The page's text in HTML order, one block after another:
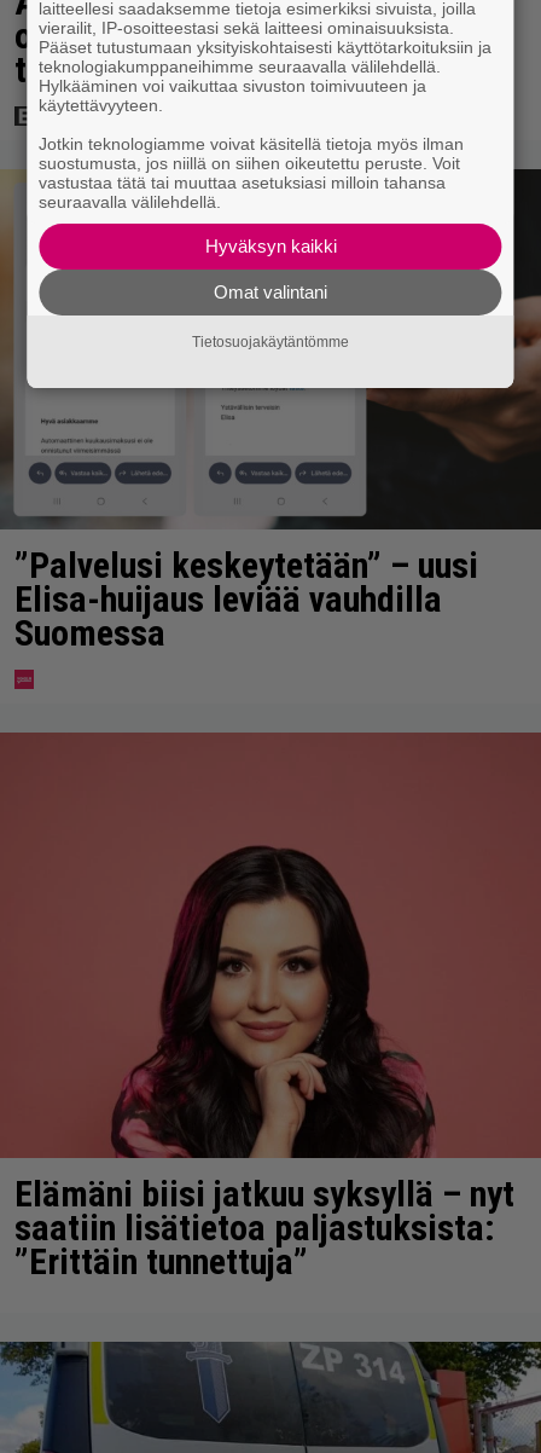
on parasta mitä minulle on
tapahtunut”
”Palvelusi keskeytetään” – uusi
Elisa-huijaus leviää vauhdilla
Suomessa
Elämäni biisi jatkuu syksyllä – nyt
saatiin lisätietoa paljastuksista:
”Erittäin tunnettuja”
laitteellesi saadaksemme tietoja esimerkiksi sivuista, joilla
vierailit, IP-osoitteestasi sekä laitteesi ominaisuuksista.
Pääset tutustumaan yksityiskohtaisesti käyttötarkoituksiin ja
teknologiakumppaneihimme seuraavalla välilehdellä.
Hylkääminen voi vaikuttaa sivuston toimivuuteen ja
käytettävyyteen.
Jotkin teknologiamme voivat käsitellä tietoja myös ilman
suostumusta, jos niillä on siihen oikeutettu peruste. Voit
vastustaa tätä tai muuttaa asetuksiasi milloin tahansa
seuraavalla välilehdellä.
Hyväksyn kaikki
Omat valintani
Tietosuojakäytäntömme